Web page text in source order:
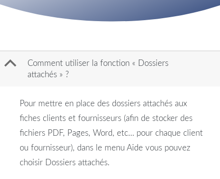
B
Comment utiliser la fonction « Dossiers
attachés » ?
Pour mettre en place des dossiers attachés aux
fiches clients et fournisseurs (afin de stocker des
fichiers PDF, Pages, Word, etc… pour chaque client
ou fournisseur), dans le menu Aide vous pouvez
choisir Dossiers attachés.